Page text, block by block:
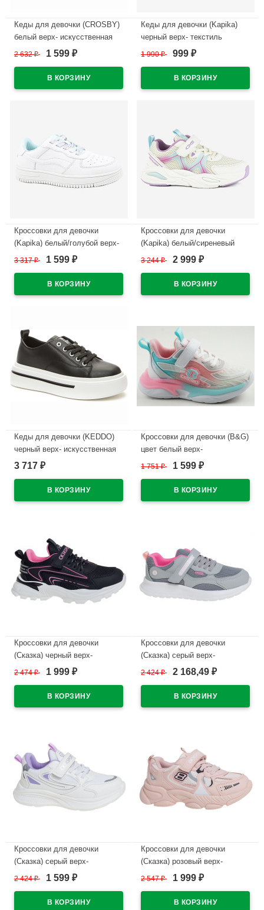
Кеды для девочки (CROSBY)
белый верх- искусственная
кожа+сетка подкладка-
35 артикул 247115/02-01
2 632₽ 1 599 ₽
Кеды для девочки (Kapika)
черный верх- текстиль
подкладка-натуральная кожа
1 990₽ 999 ₽
Кроссовки для девочки
(Kapika) белый/голубой верх-
искусственная кожа
размерный ряд 33-37 артикул
73818-1
3 317₽ 1 599 ₽
Кроссовки для девочки
(Kapika) белый/сиреневый
верх- искусственная кожа/
размерный ряд 32-36 артикул
73946-1
3 244₽ 2 999 ₽
Кеды для девочки (KEDDO)
черный верх- искусственная
кожа подкладка-текстиль
арт.547186/01-02
3 717 ₽
Кроссовки для девочки (B&G)
цвет белый верх-
искусственная кожа
dz-1801-5H
1 751₽ 1 599 ₽
Кроссовки для девочки
(Сказка) черный верх-
искуственная кожа
R963774816BK
2 474₽ 1 999 ₽
Кроссовки для девочки
(Сказка) серый верх-
искуственная кожа
R003874831GR
2 424₽ 2 168,49 ₽
Кроссовки для девочки
(Сказка) серый верх-
искуственная кожа
R289074906W
2 424₽ 1 599 ₽
Кроссовки для девочки
(Сказка) розовый верх-
искуственная кожа
R070874876P
2 547₽ 1 999 ₽